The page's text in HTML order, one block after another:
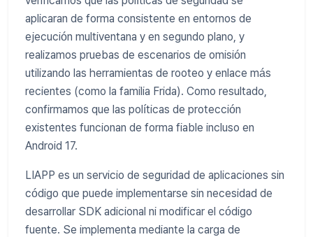
aplicaran de forma consistente en entornos de
ejecución multiventana y en segundo plano, y
realizamos pruebas de escenarios de omisión
utilizando las herramientas de rooteo y enlace más
recientes (como la familia Frida). Como resultado,
confirmamos que las políticas de protección
existentes funcionan de forma fiable incluso en
Android 17.
LIAPP es un servicio de seguridad de aplicaciones sin
código que puede implementarse sin necesidad de
desarrollar SDK adicional ni modificar el código
fuente. Se implementa mediante la carga de